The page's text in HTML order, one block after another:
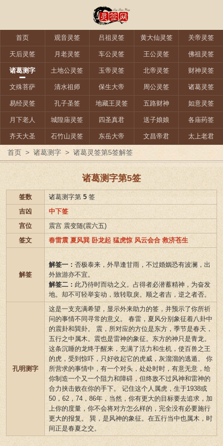
首页 观音灵签 吕祖灵签 黄大仙灵签 关帝灵签
天后灵签 月老灵签 车公灵签 王公灵签 佛祖灵签
诸葛测字 土地公灵签 玉帝灵签 北帝灵签 财神灵签
文殊菩萨 清水祖师 保生大帝 周公灵签 诸葛灵签
易经灵签 孔子圣签 地藏王灵签 五路财神 如意灵签
月下老人 城隍庙灵签 四圣真君 送子娘娘 各庙药签
齐天大圣 石竹山灵签 东岳大帝 文昌帝君 太上老君
首页 > 诸葛测字 > 诸葛灵签第5签解签
诸葛测字第5签
签数 诸葛测字第 5 签
吉凶
中下签
宫位
震宫 震变随(震六五)
签文
春雷震 夏风巽 卧龙起 猛虎惊 风云会合 救济苍生
解签
解签一： 否极泰来，外旱逢甘雨，不过婚姻恐有波澜，出
外旅游亦不宜。
解签二： 此乃待时而动之义。占得者必潜蓄精神，为奋发
地。却不可轻举妄动，致转取戾。顺之者吉，逆之者否。
孔明测字
这是一支充满希望，显示外来助力的签，并预示了你所祈
问的事情不同寻常的意义。 春雷，夏风分别象征着八卦中
的震卦和巽卦。 震，所对应的方位是东方，季节是春天，
五行之中属木。震也是雷神的象征。东方的神只是青龙。
这条沉睡的龙终于醒来，充满了活力和生机，使百兽之王
的虎，受到惊吓，只好收起它的虎威，灰溜溜的逃遁。 你
所营求的事情中，有一个对头，处处时时，有意无意，给
你制造一个又一个阻力和障碍，但终敌不过风神和雷神的
合力挟击败在你的手下。 记住这个人属虎，生于1938或
50，62，74，86年，当然，你有更大的目标要去追求，加
上你的度量，你不会将对方怎么样的，完全没有必要施行
更大的报复。 巽，是风神的象征。在五行当中也属木，时
间正是春夏之交。